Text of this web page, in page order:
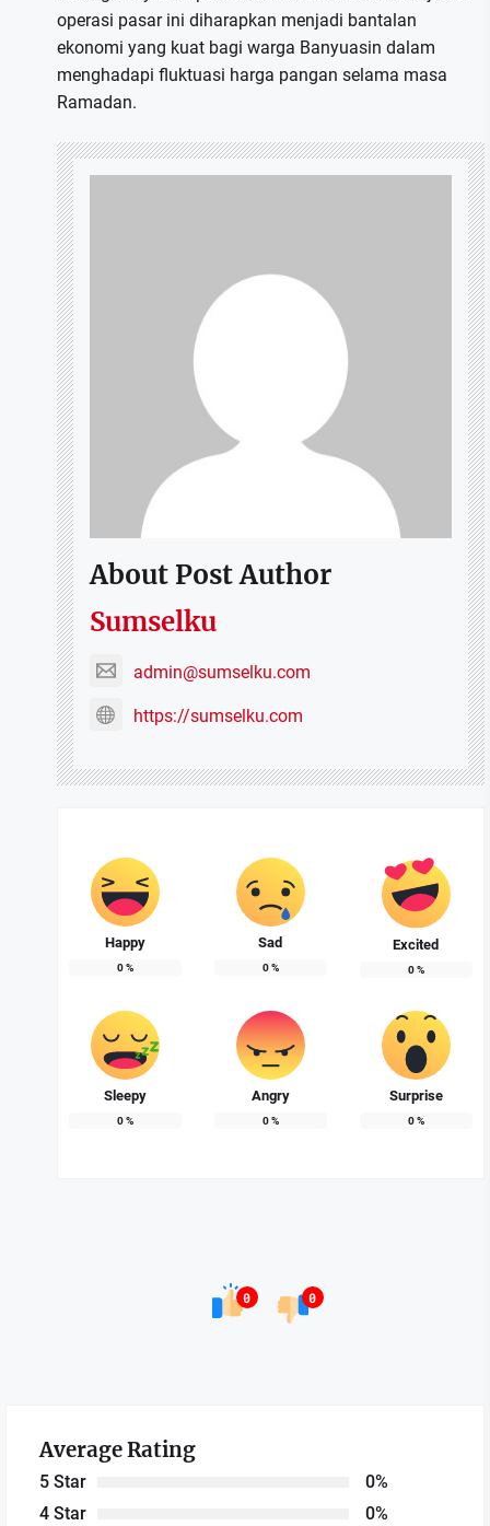
operasi pasar ini diharapkan menjadi bantalan
ekonomi yang kuat bagi warga Banyuasin dalam
menghadapi fluktuasi harga pangan selama masa
Ramadan.
About Post Author
Sumselku
admin@sumselku.com
https://sumselku.com
Happy
0%
Sad
0%
Excited
0%
Sleepy
0%
Angry
0%
Surprise
0%
0 0
Average Rating
5 Star
0%
4 Star
0%